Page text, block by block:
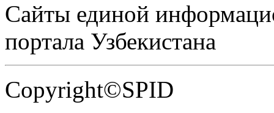
Сайты единой
портала Узбекистана
Copyright©SPID